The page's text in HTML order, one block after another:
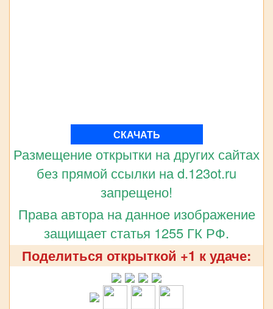
СКАЧАТЬ
Размещение открытки на других сайтах
без прямой ссылки на d.123ot.ru
запрещено!
Права автора на данное изображение
защищает статья 1255 ГК РФ.
Поделиться открыткой +1 к удаче: